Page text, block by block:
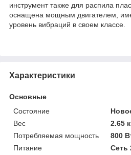
инструмент также для распила
оснащена мощным двигателем,
уровень вибраций в своем классе.
Характеристики
Основные
Состояние
Вес
2.65
Потребляемая мощность
800
Питание
Сеть